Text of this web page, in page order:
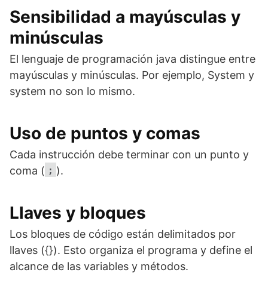
Sensibilidad a mayúsculas y
minúsculas
El lenguaje de programación java distingue entre
mayúsculas y minúsculas. Por ejemplo, System y
system no son lo mismo.
Uso de puntos y comas
Cada instrucción debe terminar con un punto y
coma ( ; ).
Llaves y bloques
Los bloques de código están delimitados por
llaves ({}). Esto organiza el programa y define el
alcance de las variables y métodos.